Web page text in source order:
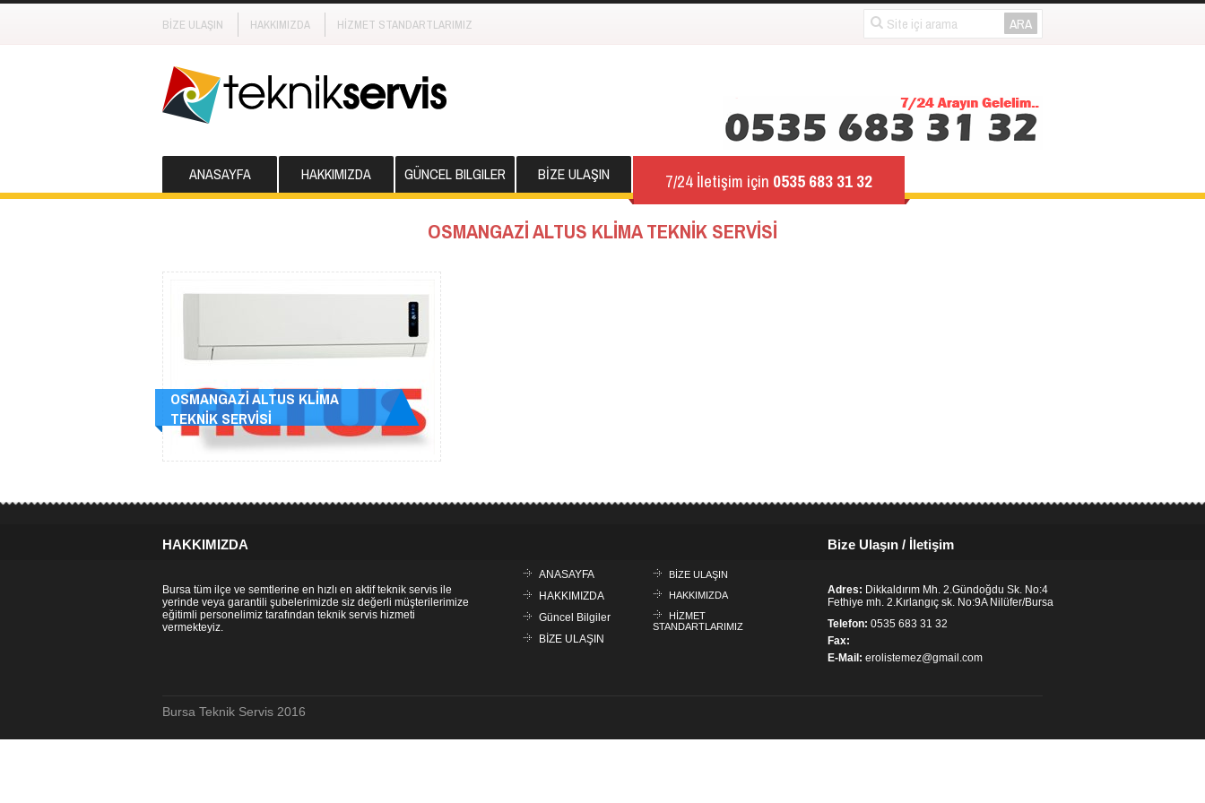
BİZE ULAŞIN HAKKIMIZDA HİZMET STANDARTLARIMIZ
ANASAYFA HAKKIMIZDA GÜNCEL BILGILER BİZE ULAŞIN 7/24 İletişim için 0535 683 31 32
OSMANGAZİ ALTUS KLİMA TEKNİK SERVİSİ
OSMANGAZİ ALTUS KLİMA
TEKNİK SERVİSİ
HAKKIMIZDA
Bursa tüm ilçe ve semtlerine en hızlı en aktif teknik servis ile
yerinde veya garantili şubelerimizde siz değerli müşterilerimize
eğitimli personelimiz tarafından teknik servis hizmeti
vermekteyiz.
ANASAYFA
HAKKIMIZDA
Güncel Bilgiler
BİZE ULAŞIN
BİZE ULAŞIN
HAKKIMIZDA
HİZMET
STANDARTLARIMIZ
Bize Ulaşın / İletişim
Adres: Dikkaldırım Mh. 2.Gündoğdu Sk. No:4
Fethiye mh. 2.Kırlangıç sk. No:9A Nilüfer/Bursa
Telefon: 0535 683 31 32
Fax:
E-Mail: erolistemez@gmail.com
Bursa Teknik Servis 2016